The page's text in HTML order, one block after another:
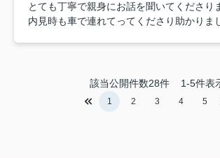
とても丁寧で親身にお話を聞いてくださり
内見時も車で連れてってくださり助かりま
該当公開件数28件1-5件表
1 2 3 4 5